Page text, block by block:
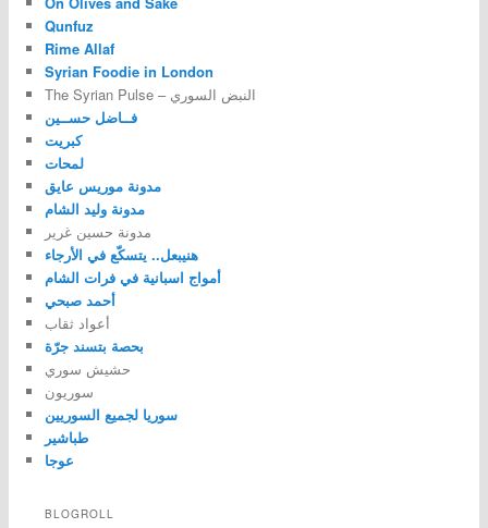
Qunfuz
Rime Allaf
Syrian Foodie in London
The Syrian Pulse – النبض السوري
فــاضل حســين
كبريت
لمحات
مدونة موريس عايق
مدونة وليد الشام
مدونة حسين غرير
هنيبعل.. يتسكّع في الأرجاء
أمواج اسبانية في فرات الشام
أحمد صبحي
أعواد ثقاب
بحصة بتسند جرّة
حشيش سوري
سوريون
سوريا لجميع السوريين
طباشير
عوجا
BLOGROLL